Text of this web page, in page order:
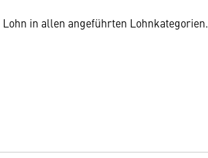
in allen angeführten Lohnkategorien.